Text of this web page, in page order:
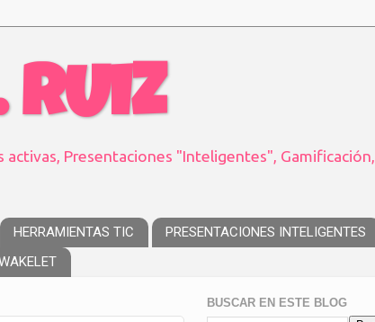
RUIZ
activas, Presentaciones "Inteligentes", Gamificación,
HERRAMIENTAS TIC
PRESENTACIONES INTELIGENTES
BUSCAR EN ESTE BLOG